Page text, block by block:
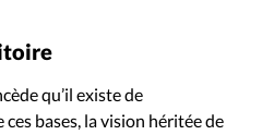
qu’il existe de
bases, la vision héritée de